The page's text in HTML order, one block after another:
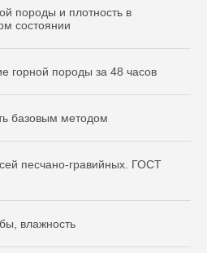
породы и плотность в
состоянии
горной породы за 48 часов
базовым методом
песчано-гравийных. ГОСТ
влажность